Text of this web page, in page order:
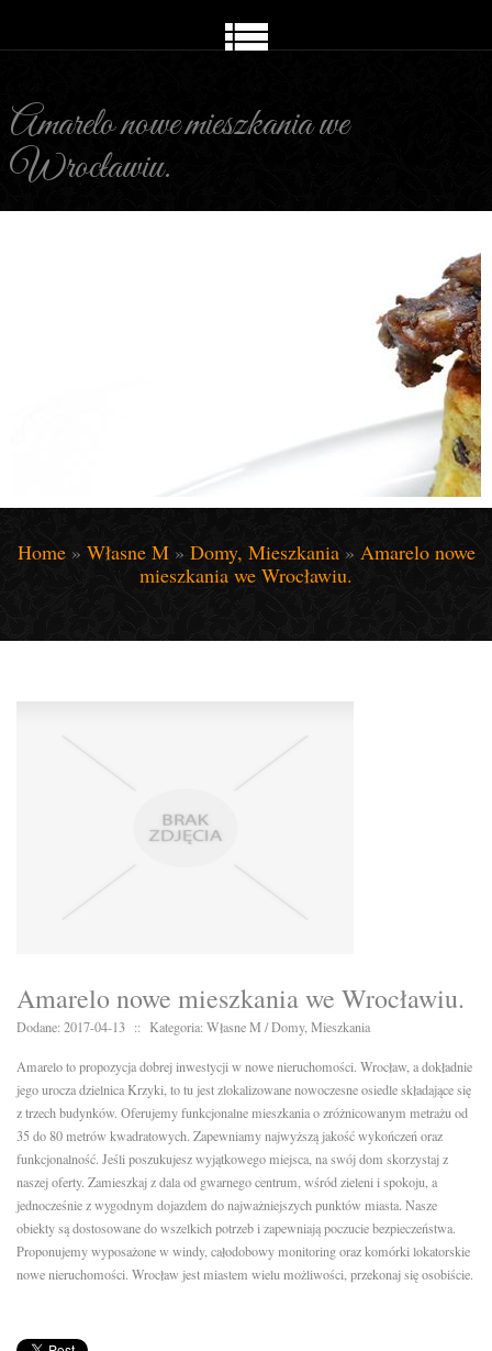
Amarelo nowe mieszkania we
Wrocławiu.
Home» Własne M» Domy, Mieszkania» Amarelo nowe
mieszkania we Wrocławiu.
Amarelo nowe mieszkania we Wrocławiu.
Dodane: 2017-04-13 :: Kategoria: Własne M / Domy, Mieszkania
Amarelo to propozycja dobrej inwestycji w nowe nieruchomości. Wrocław, a dokładnie
jego urocza dzielnica Krzyki, to tu jest zlokalizowane nowoczesne osiedle składające się
z trzech budynków. Oferujemy funkcjonalne mieszkania o zróżnicowanym metrażu od
35 do 80 metrów kwadratowych. Zapewniamy najwyższą jakość wykończeń oraz
funkcjonalność. Jeśli poszukujesz wyjątkowego miejsca, na swój dom skorzystaj z
naszej oferty. Zamieszkaj z dala od gwarnego centrum, wśród zieleni i spokoju, a
jednocześnie z wygodnym dojazdem do najważniejszych punktów miasta. Nasze
obiekty są dostosowane do wszelkich potrzeb i zapewniają poczucie bezpieczeństwa.
Proponujemy wyposażone w windy, całodobowy monitoring oraz komórki lokatorskie
nowe nieruchomości. Wrocław jest miastem wielu możliwości, przekonaj się osobiście.